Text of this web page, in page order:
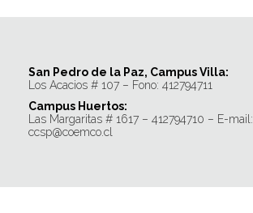
San Pedro de la Paz, Campus Villa:
Los Acacios # 107 – Fono: 412794711
Campus Huertos:
Las Margaritas # 1617 – 412794710 – E-mail:
ccsp@coemco.cl